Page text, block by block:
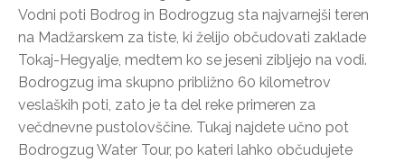
Vodni poti Bodrog in Bodrogzug sta najvarnejši teren
na Madžarskem za tiste, ki želijo občudovati zaklade
Tokaj-Hegyalje, medtem ko se jeseni zibljejo na vodi.
Bodrogzug ima skupno približno 60 kilometrov
veslaških poti, zato je ta del reke primeren za
večdnevne pustolovščine. Tukaj najdete učno pot
Bodrogzug Water Tour, po kateri lahko občudujete